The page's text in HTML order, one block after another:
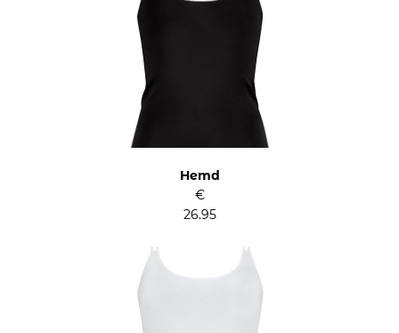
Hemd
€
26.95